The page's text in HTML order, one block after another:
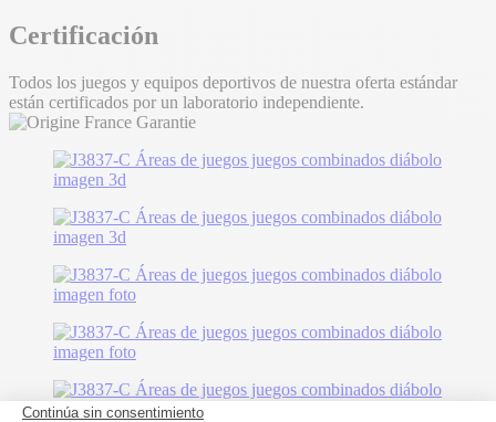
Certificación
Todos los juegos y equipos deportivos de nuestra oferta estándar
están certificados por un laboratorio independiente.